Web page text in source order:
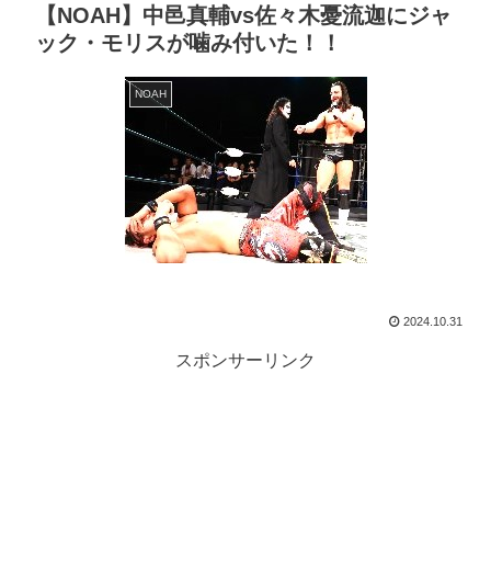
【NOAH】中邑真輔vs佐々木憂流迦にジャ
ック・モリスが噛み付いた！！
NOAH
2024.10.31
スポンサーリンク